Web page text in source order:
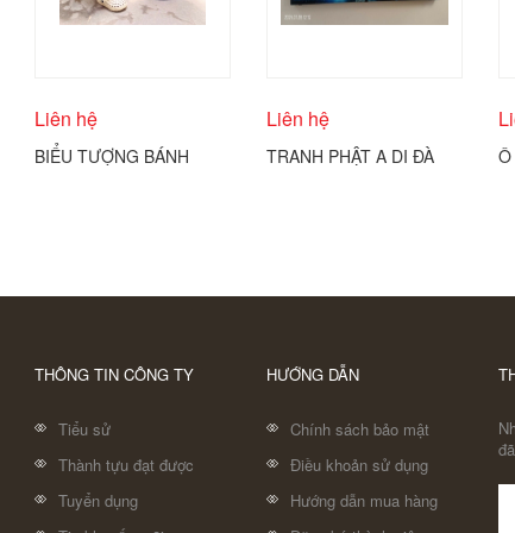
Liên hệ
BIỂU TƯỢNG BÁNH
Liên hệ
TRANH PHẬT A DI ĐÀ
THÔNG TIN CÔNG TY
Tiểu sử
Thành tựu đạt được
Tuyển dụng
HƯỚNG DẪN
Chính sách bảo mật
Điều khoản sử dụng
Hướng dẫn mua hàng